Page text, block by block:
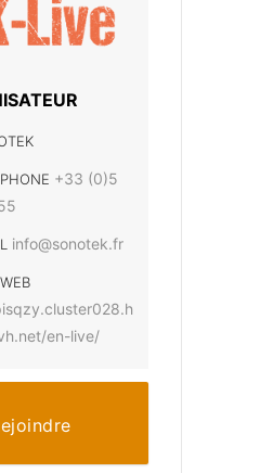
+33 (0)5
info@sonotek.fr
en-live/